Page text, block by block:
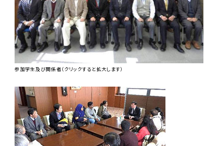
参加学生及び関係者（クリックすると拡大します）